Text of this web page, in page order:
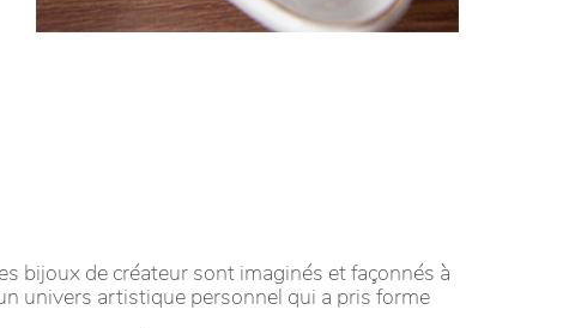
bijoux de créateur sont imaginés et façonnés à
univers artistique personnel qui a pris forme